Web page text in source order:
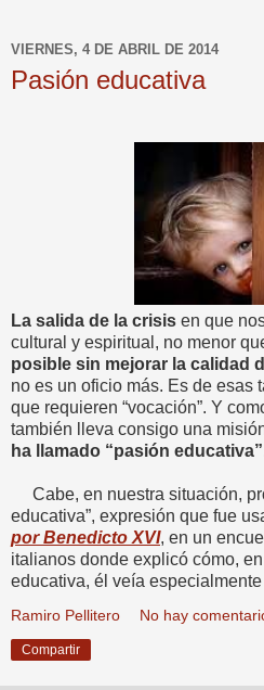
VIERNES, 4 DE ABRIL DE 2014
Pasión educativa
La salida de la crisis en que
cultural y espiritual, no menor
posible sin mejorar la calidad
no es un oficio más. Es de esas
que requieren “vocación”. Y
también lleva consigo una
ha llamado “pasión educativa”
Cabe, en nuestra situación,
educativa”, expresión que fue
por Benedicto XVI, en un
italianos donde explicó cómo,
educativa, él veía
Ramiro Pellitero No hay
Compartir